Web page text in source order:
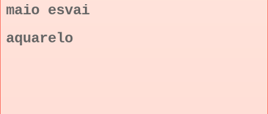
maio esvai
aquarelo